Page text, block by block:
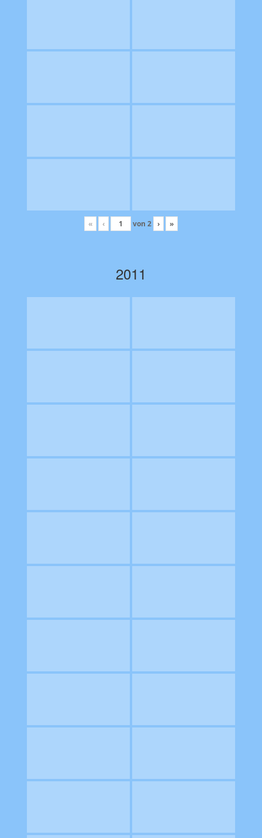
« ‹ von 2 › »
2011